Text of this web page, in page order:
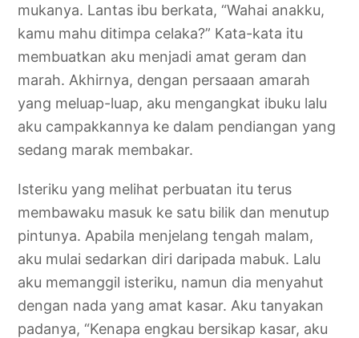
mukanya. Lantas ibu berkata, “Wahai anakku,
kamu mahu ditimpa celaka?” Kata-kata itu
membuatkan aku menjadi amat geram dan
marah. Akhirnya, dengan persaaan amarah
yang meluap-luap, aku mengangkat ibuku lalu
aku campakkannya ke dalam pendiangan yang
sedang marak membakar.
Isteriku yang melihat perbuatan itu terus
membawaku masuk ke satu bilik dan menutup
pintunya. Apabila menjelang tengah malam,
aku mulai sedarkan diri daripada mabuk. Lalu
aku memanggil isteriku, namun dia menyahut
dengan nada yang amat kasar. Aku tanyakan
padanya, “Kenapa engkau bersikap kasar, aku